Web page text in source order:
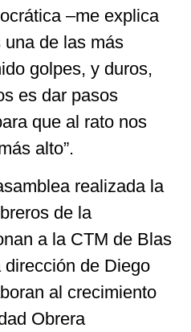
–me explica
de las más
golpes, y duros,
es dar pasos
que al rato nos
alto”.
realizada la
de la
a la CTM de Blas
de Diego
al crecimiento
Obrera